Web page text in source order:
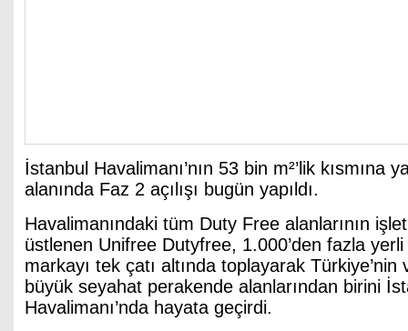
İstanbul Havalimanı’nın 53 bin m²’lik kısmına
alanında Faz 2 açılışı bugün yapıldı.
Havalimanındaki tüm Duty Free alanlarının
üstlenen Unifree Dutyfree, 1.000’den fazla
markayı tek çatı altında toplayarak Türkiye’nin
büyük seyahat perakende alanlarından birini
Havalimanı’nda hayata geçirdi.